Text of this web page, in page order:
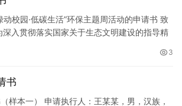
动校园·低碳生活”环保主题周活动的申请书 致
入贯彻落实国家关于生态文明建设的指导精
3
书
样本一） 申请执行人：王某某，男，汉族，